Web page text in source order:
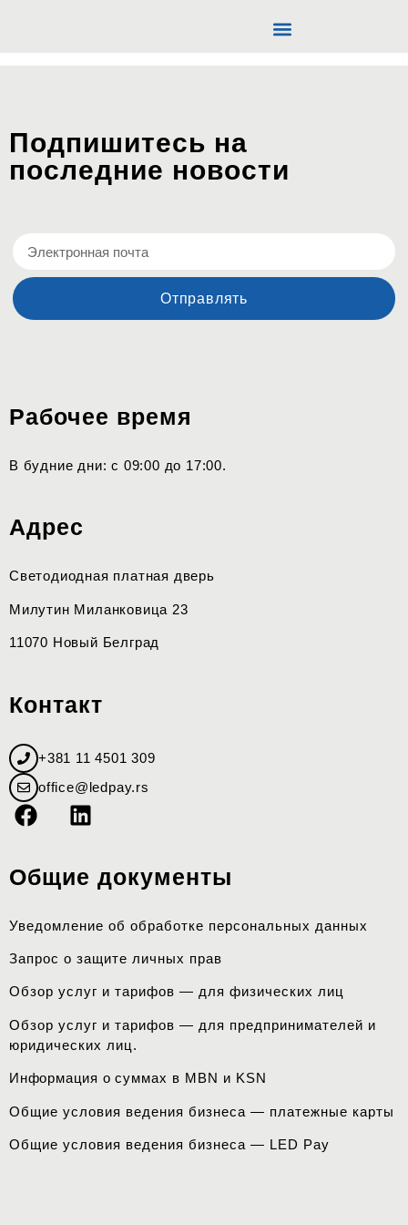
Представление
Подпишитесь на
последние новости
Отправлять
Рабочее время
В будние дни: с 09:00 до 17:00.
Адрес
Светодиодная платная дверь
Милутин Миланковица 23
11070 Новый Белград
Контакт
+381 11 4501 309
office@ledpay.rs
Общие документы
Уведомление об обработке персональных данных
Запрос о защите личных прав
Обзор услуг и тарифов — для физических лиц
Обзор услуг и тарифов — для предпринимателей и
юридических лиц.
Информация осуммах в MBN и KSN
Общие условия ведения бизнеса — платежные карты
Общие условия ведения бизнеса — LED Pay